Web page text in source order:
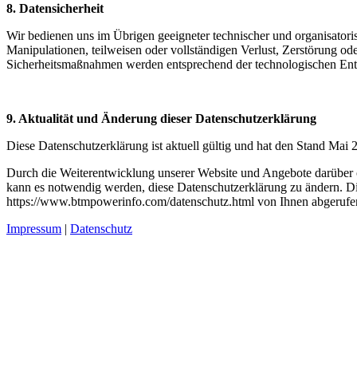
8. Datensicherheit
Wir bedienen uns im Übrigen geeigneter technischer und
Manipulationen, teilweisen oder vollständigen Verlust, Zerstörung
Sicherheitsmaßnahmen werden entsprechend der technologischen
9. Aktualität und Änderung dieser Datenschutzerklärung
Diese Datenschutzerklärung ist aktuell gültig und hat den Stand Mai
Durch die Weiterentwicklung unserer Website und Angebote
kann es notwendig werden, diese Datenschutzerklärung zu ändern.
https://www.btmpowerinfo.com/datenschutz.html von Ihnen
Impressum | Datenschutz